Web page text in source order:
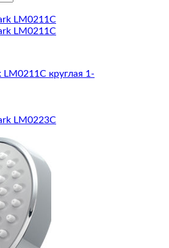
круглая 1-